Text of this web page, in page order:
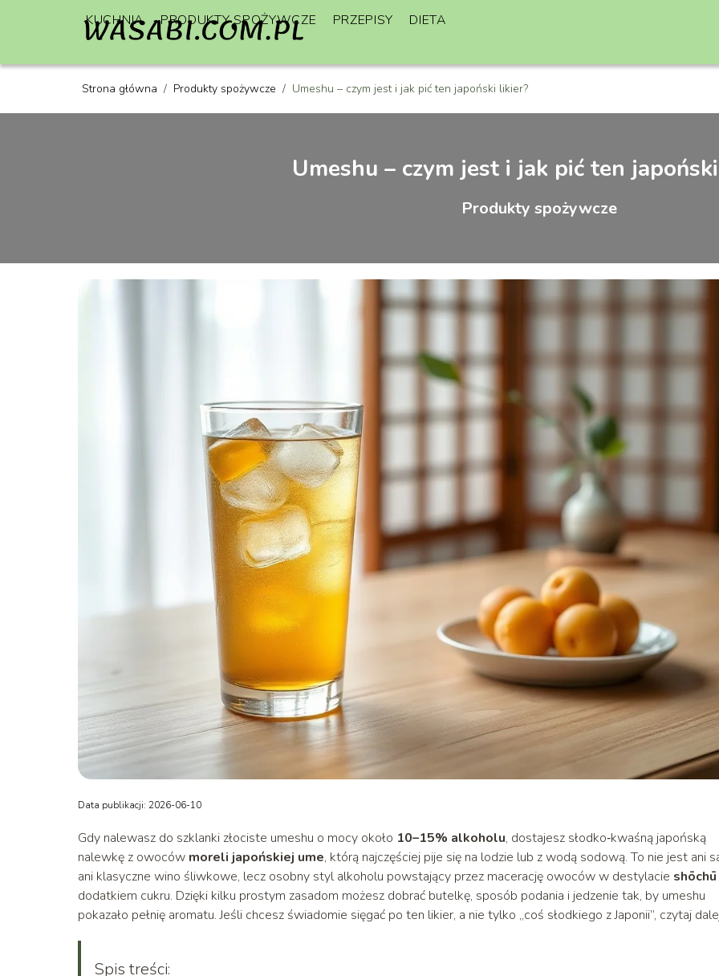
KUCHNIA PRODUKTY SPOŻYWCZE PRZEPISY DIETA
Strona główna / Produkty spożywcze / Umeshu – czym jest i jak pić ten japoński likier?
Umeshu – czym jest i jak pić ten
Produkty spożywcze
Data publikacji: 2026-06-10
Gdy nalewasz do szklanki złociste umeshu o mocy około 10–15% alkoholu, dostajesz słodko‑kwaśną japońską
nalewkę z owoców moreli japońskiej ume, którą najczęściej pije się na lodzie lub z wodą sodową. To nie jest ani
ani klasyczne wino śliwkowe, lecz osobny styl alkoholu powstający przez macerację owoców w destylacie shōchū
dodatkiem cukru. Dzięki kilku prostym zasadom możesz dobrać butelkę, sposób podania i jedzenie tak, by umeshu
pokazało pełnię aromatu. Jeśli chcesz świadomie sięgać po ten likier, a nie tylko „coś słodkiego z Japonii”, czytaj
Spis treści: